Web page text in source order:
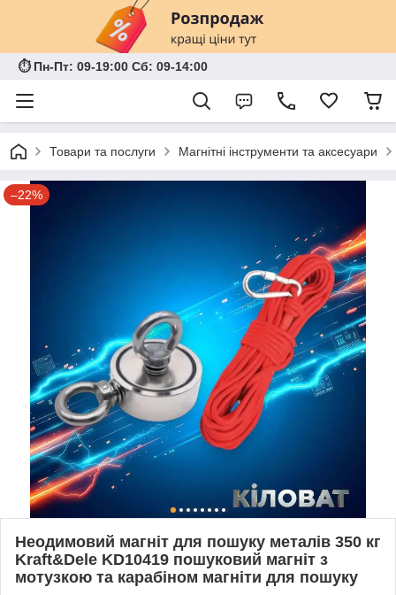
⏱ Пн-Пт: 09-19:00 Сб: 09-14:00
Товари та послуги Магнітні інструменти та аксесуари
–22%
Неодимовий магніт для пошуку металів 350 кг
Kraft&Dele KD10419 пошуковий магніт з
мотузкою та карабіном магніти для пошуку